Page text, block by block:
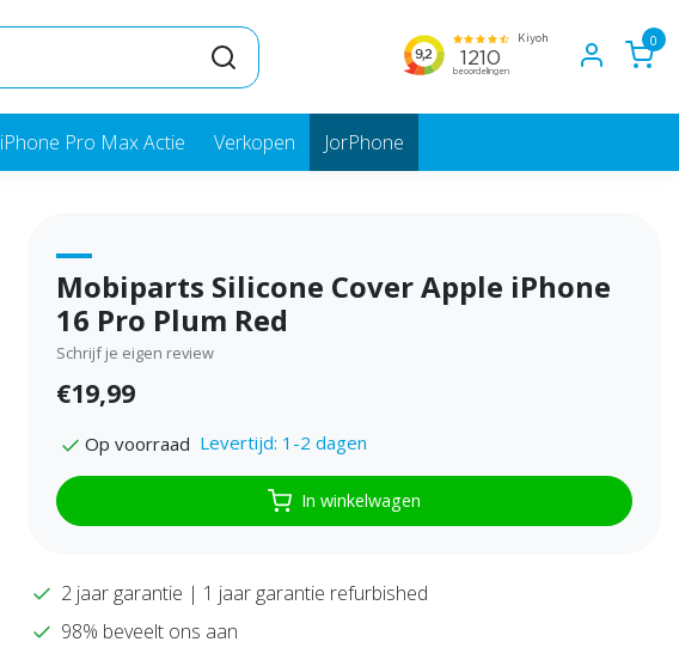
0
iPhone Pro Max Actie Verkopen JorPhone
Mobiparts Silicone Cover Apple iPhone
16 Pro Plum Red
Schrijf je eigen review
€19,99
Op voorraad Levertijd: 1-2 dagen
In winkelwagen
2 jaar garantie | 1 jaar garantie refurbished
98% beveelt ons aan